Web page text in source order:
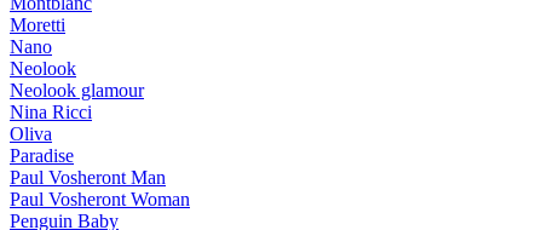
Moretti
Nano
Neolook
Neolook glamour
Nina Ricci
Oliva
Paradise
Paul Vosheront Man
Paul Vosheront Woman
Penguin Baby